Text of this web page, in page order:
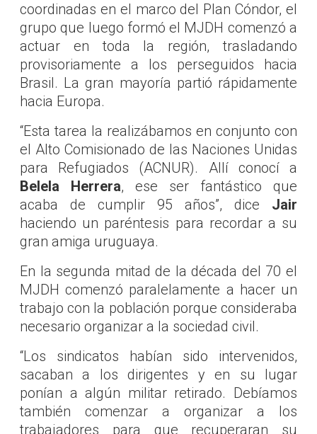
coordinadas en el marco del Plan Cóndor, el
grupo que luego formó el MJDH comenzó a
actuar en toda la región, trasladando
provisoriamente a los perseguidos hacia
Brasil. La gran mayoría partió rápidamente
hacia Europa.
“Esta tarea la realizábamos en conjunto con
el Alto Comisionado de las Naciones Unidas
para Refugiados (ACNUR). Allí conocí a
Belela Herrera, ese ser fantástico que
acaba de cumplir 95 años”, dice Jair
haciendo un paréntesis para recordar a su
gran amiga uruguaya.
En la segunda mitad de la década del 70 el
MJDH comenzó paralelamente a hacer un
trabajo con la población porque consideraba
necesario organizar a la sociedad civil.
“Los sindicatos habían sido intervenidos,
sacaban a los dirigentes y en su lugar
ponían a algún militar retirado. Debíamos
también comenzar a organizar a los
trabajadores para que recuperaran su